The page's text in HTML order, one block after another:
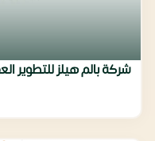
شركة بالم هيلز للتطوير